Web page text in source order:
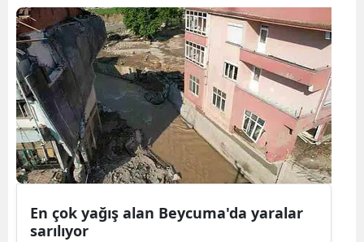
En çok yağış alan Beycuma'da yaralar
sarılıyor